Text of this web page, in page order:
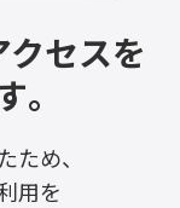
セスを
め、
用を